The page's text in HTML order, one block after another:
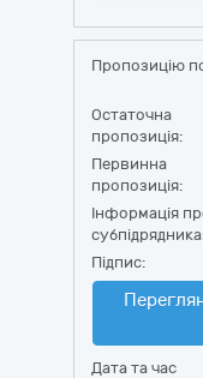
Пропозицію
Остаточна
пропозиція:
Первинна
пропозиція:
Інформація
Підпис:
Дата та час